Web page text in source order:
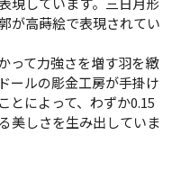
が高蒔絵で表現されてい
って力強さを増す羽を緻
ールの彫金工房が手掛け
とによって、わずか0.15
美しさを生み出していま